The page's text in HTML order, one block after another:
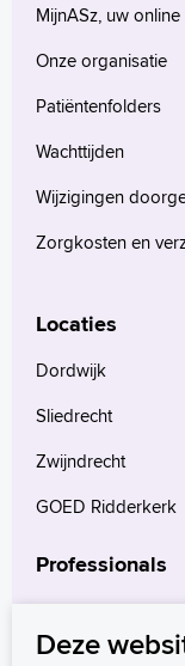
MijnASz, uw
Onze organisatie
Patiëntenfolders
Wachttijden
Wijzigingen
Zorgkosten en
Locaties
Dordwijk
Sliedrecht
Zwijndrecht
GOED Ridderkerk
Professionals
Verwijzers
Wetenschappelijk
Deze